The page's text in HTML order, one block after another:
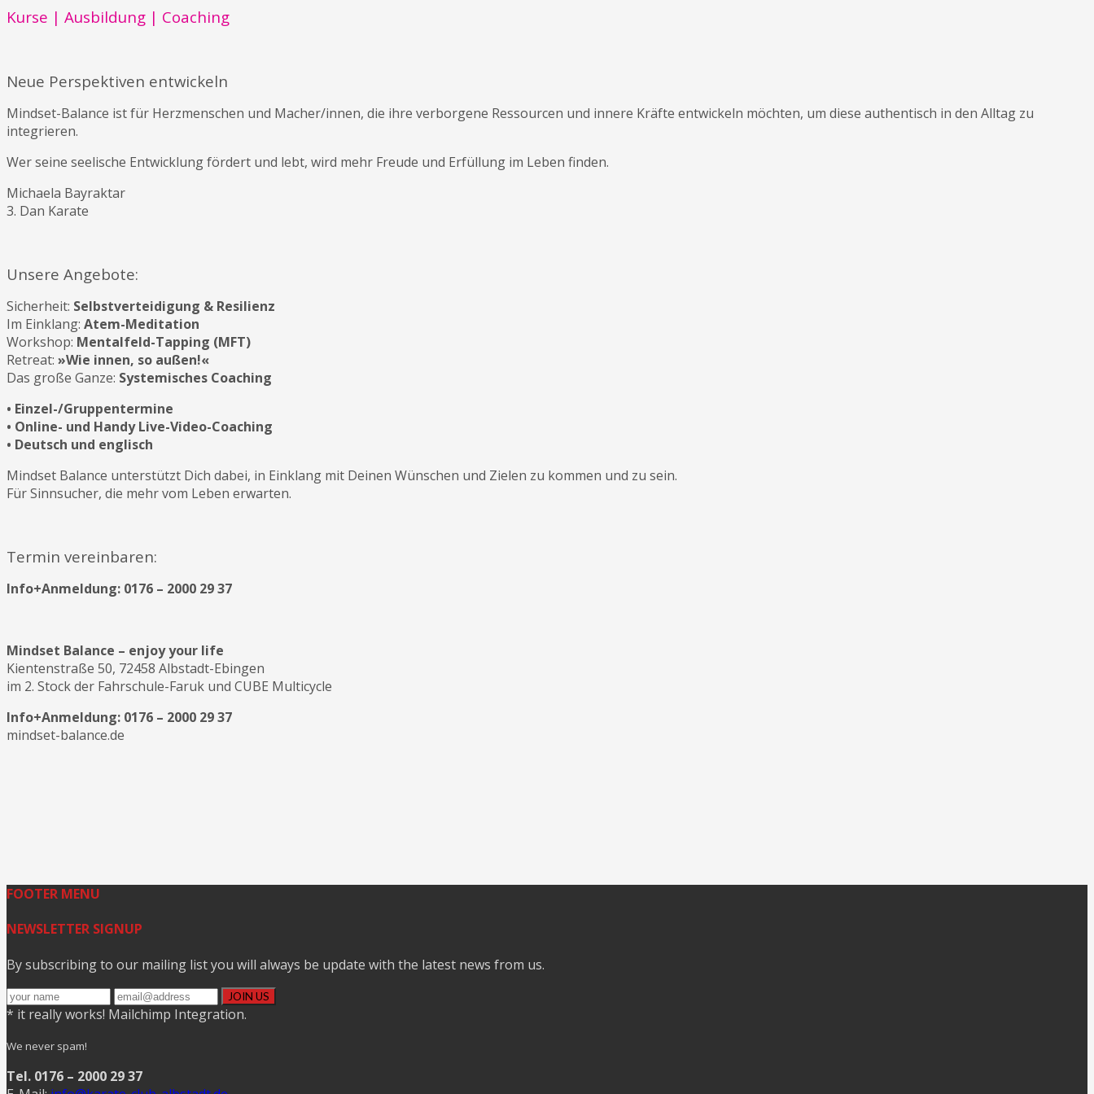
Kurse | Ausbildung | Coaching
Neue Perspektiven entwickeln
Mindset-Balance ist für Herzmenschen und Macher/innen, die ihre verborgene Ressourcen und innere Kräfte entwickeln möchten, um diese authentisch in den Alltag zu
integrieren.
Wer seine seelische Entwicklung fördert und lebt, wird mehr Freude und Erfüllung im Leben finden.
Michaela Bayraktar
3. Dan Karate
Unsere Angebote:
Sicherheit: Selbstverteidigung & Resilienz
Im Einklang: Atem-Meditation
Workshop: Mentalfeld-Tapping (MFT)
Retreat: »Wie innen, so außen!«
Das große Ganze: Systemisches Coaching
• Einzel-/Gruppentermine
• Online- und Handy Live-Video-Coaching
• Deutsch und englisch
Mindset Balance unterstützt Dich dabei, in Einklang mit Deinen Wünschen und Zielen zu kommen und zu sein.
Für Sinnsucher, die mehr vom Leben erwarten.
Termin vereinbaren:
Info+Anmeldung: 0176 – 2000 29 37
Mindset Balance – enjoy your life
Kientenstraße 50, 72458 Albstadt-Ebingen
im 2. Stock der Fahrschule-Faruk und CUBE Multicycle
Info+Anmeldung: 0176 – 2000 29 37
mindset-balance.de
FOOTER MENU
NEWSLETTER SIGNUP
By subscribing to our mailing list you will always be update with the latest news from us.
* it really works! Mailchimp Integration.
We never spam!
Tel. 0176 – 2000 29 37